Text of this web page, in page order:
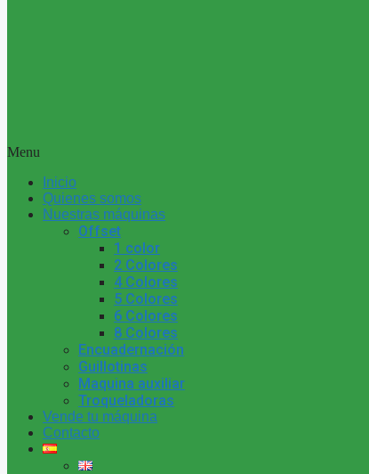
Menu
Inicio
Quienes somos
Nuestras máquinas
Offset
1 color
2 Colores
4 Colores
5 Colores
6 Colores
8 Colores
Encuadernación
Guillotinas
Maquina auxiliar
Troqueladoras
Vende tu máquina
Contacto